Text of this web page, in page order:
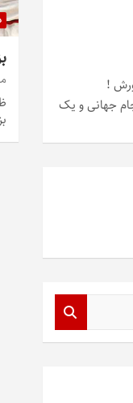
!
جهانی و یک